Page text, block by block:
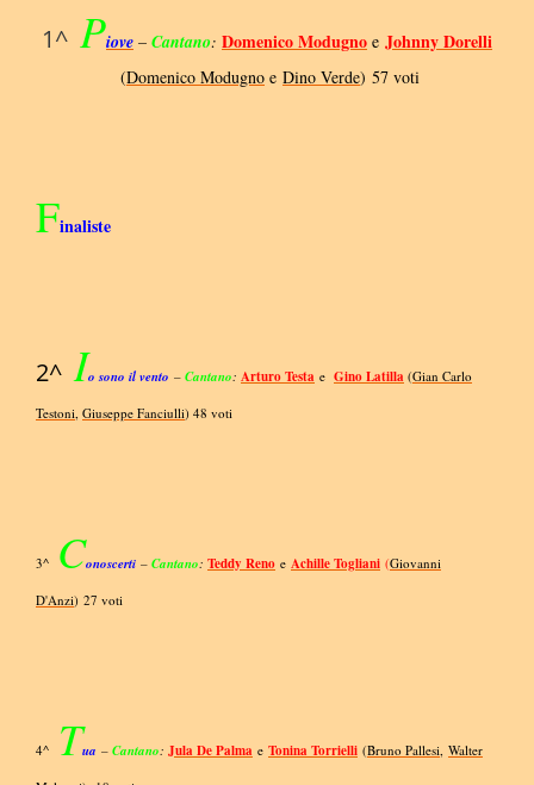
1^ Piove – Cantano: Domenico Modugno e Johnny Dorelli
(Domenico Modugno e Dino Verde) 57 voti
Finaliste
2^Io sono il vento – Cantano: Arturo Testa e Gino Latilla (Gian Carlo
Testoni, Giuseppe Fanciulli) 48 voti
3^ Conoscerti – Cantano: Teddy Reno e Achille Togliani (Giovanni
D'Anzi) 27 voti
4^ Tua – Cantano: Jula De Palma e Tonina Torrielli (Bruno Pallesi, Walter